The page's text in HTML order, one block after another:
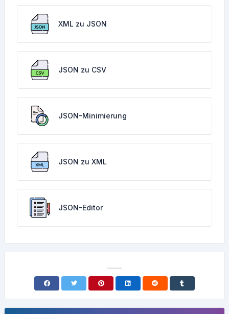
XML zu JSON
JSON zu CSV
JSON-Minimierung
JSON zu XML
JSON-Editor